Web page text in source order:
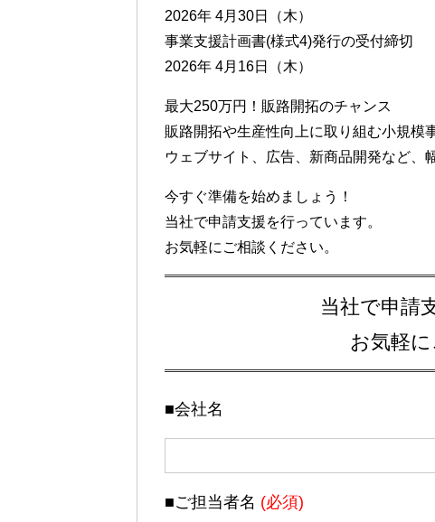
2026年 4月30日（木）
事業支援計画書(様式4)発行の受付締切
2026年 4月16日（木）
最大250万円！販路開拓のチャンス
販路開拓や生産性向上に取り組む小規模
ウェブサイト、広告、新商品開発など、
今すぐ準備を始めましょう！
当社で申請支援を行っています。
お気軽にご相談ください。
当社で申請
お気軽に
■会社名
■ご担当者名 (必須)